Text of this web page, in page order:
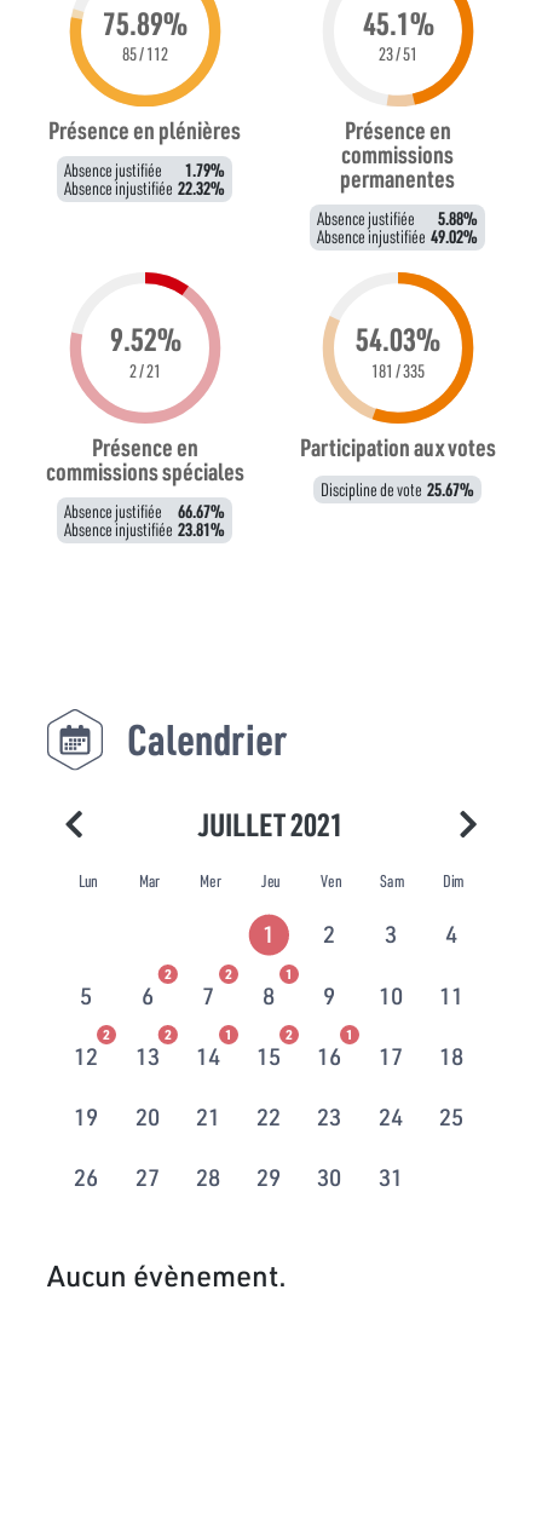
75.89%
85 / 112
Présence en plénières
Absence justifiée 1.79%
Absence injustifiée 22.32%
45.1%
23 / 51
Présence en
commissions
permanentes
Absence justifiée 5.88%
Absence injustifiée 49.02%
9.52%
2 / 21
Présence en
commissions spéciales
Absence justifiée 66.67%
Absence injustifiée 23.81%
54.03%
181 / 335
Participation aux votes
Discipline de vote 25.67%
Calendrier
JUILLET 2021
Lun Mar Mer Jeu Ven Sam Dim
1 2 3 4
5 6
2
7
2
8
1
9 10 11
12
2
13
2
14
1
15
2
16
1
17 18
19 20 21 22 23 24 25
26 27 28 29 30 31
Aucun évènement.